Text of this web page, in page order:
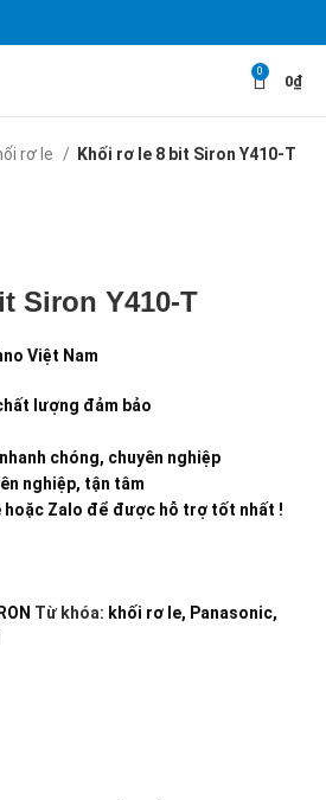
0
0₫
rơ le Khối rơ le 8 bit Siron Y410-T
Siron Y410-T
Việt Nam
lượng đảm bảo
chóng, chuyên nghiệp
nghiệp, tận tâm
hoặc Zalo để được hỗ trợ tốt nhất !
Từ khóa: khối rơ le, Panasonic,